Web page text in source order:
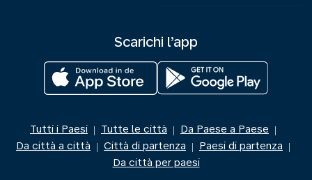
Scarichi l’app
Tutti i Paesi | Tutte le città | Da Paese a Paese |
Da città a città | Città di partenza | Paesi di partenza |
Da città per paesi